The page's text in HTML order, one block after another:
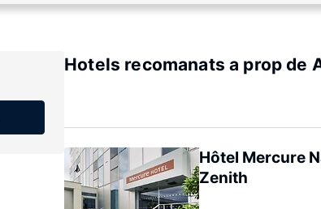
Hotels recomanats a prop de
Hôtel Mercure
Zenith